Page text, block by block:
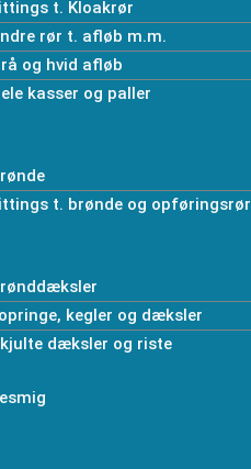
t. Kloakrør
rør t. afløb m.m.
og hvid afløb
kasser og paller
t. brønde og opføringsrør
kegler og dæksler
dæksler og riste